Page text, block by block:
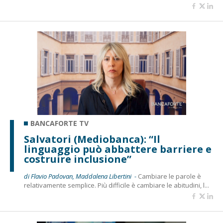
BANCAFORTE TV
Salvatori (Mediobanca): “Il
linguaggio può abbattere barriere e
costruire inclusione”
di Flavio Padovan, Maddalena Libertini - Cambiare le parole è
relativamente semplice. Più difficile è cambiare le abitudini, l...